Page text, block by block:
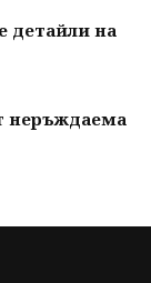
детайли на
неръждаема